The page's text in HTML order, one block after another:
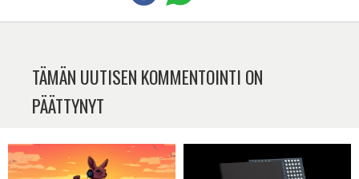
TÄMÄN UUTISEN KOMMENTOINTI ON
PÄÄTTYNYT